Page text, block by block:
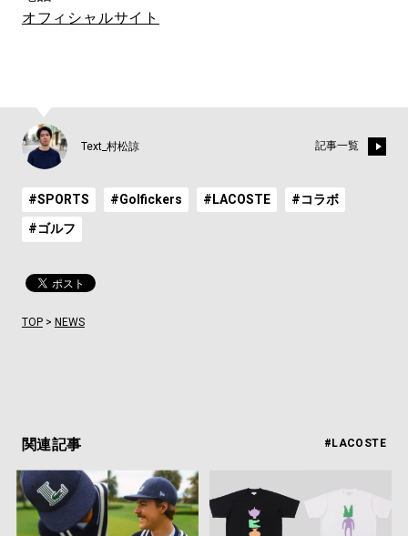
オフィシャルサイト
Text_村松諒 記事一覧
#SPORTS #Golfickers #LACOSTE #コラボ
#ゴルフ
TOP> NEWS
関連記事 #LACOSTE